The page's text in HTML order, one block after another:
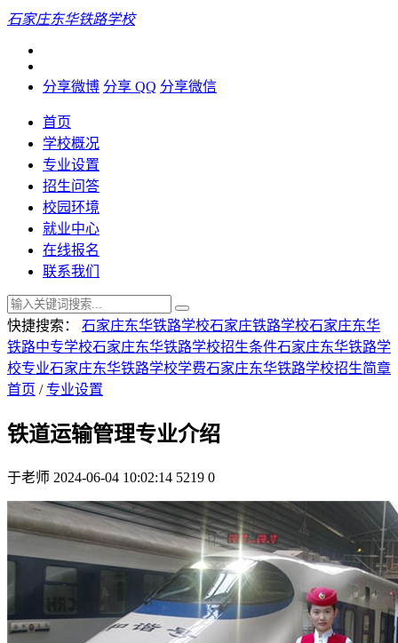
石家庄东华铁路学校
分享微博 分享 QQ 分享微信
首页
学校概况
专业设置
招生问答
校园环境
就业中心
在线报名
联系我们
快捷搜索： 石家庄东华铁路学校石家庄铁路学校石家庄东华
铁路中专学校石家庄东华铁路学校招生条件石家庄东华铁路学
校专业石家庄东华铁路学校学费石家庄东华铁路学校招生简章
首页 /专业设置
铁道运输管理专业介绍
于老师 2024-06-04 10:02:14 5219 0